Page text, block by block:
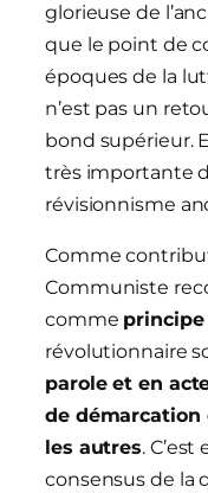
glorieuse de
que le point de
époques de la
n’est pas un
bond supérieur.
très importante
révisionnisme
Comme
Communiste
comme principe
révolutionnaire
parole et en
de
les autres.
consensus de la